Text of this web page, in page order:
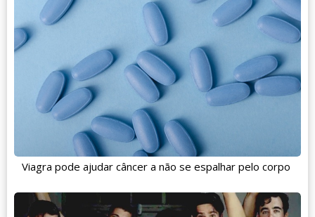
Viagra pode ajudar câncer a não se espalhar pelo corpo